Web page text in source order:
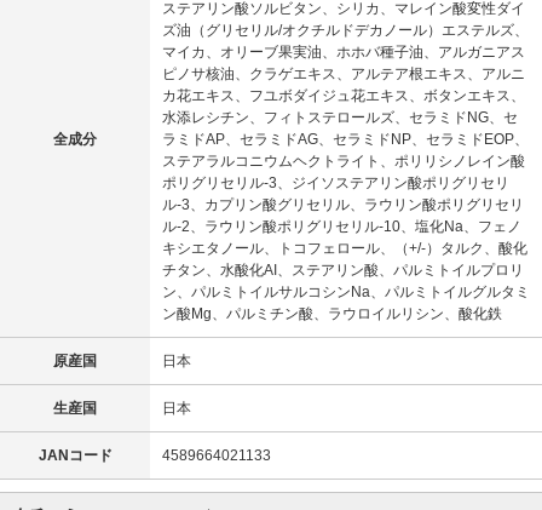
全成分
ステアリン酸ソルビタン、シリカ、マレイン酸変性ダイ
ズ油（グリセリル/オクチルドデカノール）エステルズ、
マイカ、オリーブ果実油、ホホバ種子油、アルガニアス
ピノサ核油、クラゲエキス、アルテア根エキス、アルニ
カ花エキス、フユボダイジュ花エキス、ボタンエキス、
水添レシチン、フィトステロールズ、セラミドNG、セ
ラミドAP、セラミドAG、セラミドNP、セラミドEOP、
ステアラルコニウムヘクトライト、ポリリシノレイン酸
ポリグリセリル-3、ジイソステアリン酸ポリグリセリ
ル-3、カプリン酸グリセリル、ラウリン酸ポリグリセリ
ル-2、ラウリン酸ポリグリセリル-10、塩化Na、フェノ
キシエタノール、トコフェロール、（+/-）タルク、酸化
チタン、水酸化AI、ステアリン酸、パルミトイルプロリ
ン、パルミトイルサルコシンNa、パルミトイルグルタミ
ン酸Mg、パルミチン酸、ラウロイルリシン、酸化鉄
原産国 日本
生産国 日本
JANコード 4589664021133